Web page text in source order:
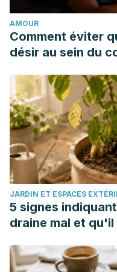
AMOUR
Comment éviter
désir au sein du
JARDIN ET ESPACES
5 signes
draine mal et